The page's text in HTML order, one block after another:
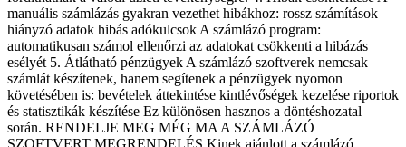
manuális számlázás gyakran vezethet hibákhoz: rossz számítások
hiányzó adatok hibás adókulcsok A számlázó program:
automatikusan számol ellenőrzi az adatokat csökkenti a hibázás
esélyét 5. Átlátható pénzügyek A számlázó szoftverek nemcsak
számlát készítenek, hanem segítenek a pénzügyek nyomon
követésében is: bevételek áttekintése kintlévőségek kezelése riportok
és statisztikák készítése Ez különösen hasznos a döntéshozatal
során. RENDELJE MEG MÉG MA A SZÁMLÁZÓ
SZOFTVERT MEGRENDELÉS Kinek ajánlott a számlázó